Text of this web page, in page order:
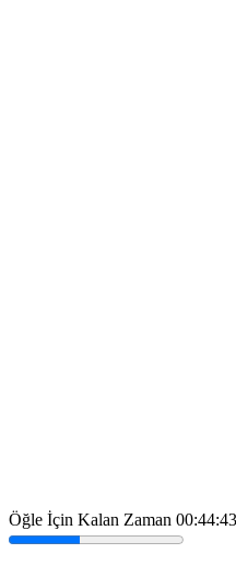
Öğle İçin Kalan Zaman 00:44:43